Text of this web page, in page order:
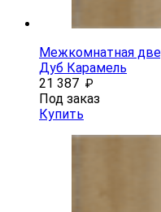
Межкомнатная
Дуб Карамель
21 387 ₽
Под заказ
Купить